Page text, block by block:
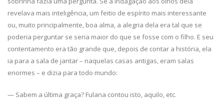
revelava mais inteligência, um feitio de espírito mais interessante
ou, muito principalmente, boa alma, a alegria dela era tal que se
poderia perguntar se seria maior do que se fosse com o filho. E seu
contentamento era tão grande que, depois de contar a história, ela
ia para a sala de jantar – naquelas casas antigas, eram salas
enormes – e dizia para todo mundo:
— Sabem a última graça? Fulana contou isto, aquilo, etc.